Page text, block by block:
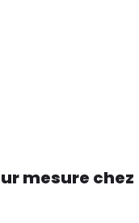
mesure chez